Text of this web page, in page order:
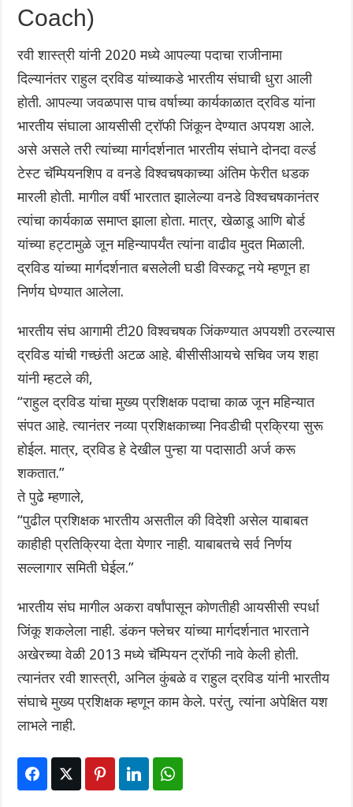
Coach)
रवी शास्त्री यांनी 2020 मध्ये आपल्या पदाचा राजीनामा
दिल्यानंतर राहुल द्रविड यांच्याकडे भारतीय संघाची धुरा आली
होती. आपल्या जवळपास पाच वर्षाच्या कार्यकाळात द्रविड यांना
भारतीय संघाला आयसीसी ट्रॉफी जिंकून देण्यात अपयश आले.
असे असले तरी त्यांच्या मार्गदर्शनात भारतीय संघाने दोनदा वर्ल्ड
टेस्ट चॅम्पियनशिप व वनडे विश्वचषकाच्या अंतिम फेरीत धडक
मारली होती. मागील वर्षी भारतात झालेल्या वनडे विश्वचषकानंतर
त्यांचा कार्यकाळ समाप्त झाला होता. मात्र, खेळाडू आणि बोर्ड
यांच्या हट्टामुळे जून महिन्यापर्यंत त्यांना वाढीव मुदत मिळाली.
द्रविड यांच्या मार्गदर्शनात बसलेली घडी विस्कटू नये म्हणून हा
निर्णय घेण्यात आलेला.
भारतीय संघ आगामी टी20 विश्वचषक जिंकण्यात अपयशी ठरल्यास
द्रविड यांची गच्छंती अटळ आहे. बीसीसीआयचे सचिव जय शहा
यांनी म्हटले की,
“राहुल द्रविड यांचा मुख्य प्रशिक्षक पदाचा काळ जून महिन्यात
संपत आहे. त्यानंतर नव्या प्रशिक्षकाच्या निवडीची प्रक्रिया सुरू
होईल. मात्र, द्रविड हे देखील पुन्हा या पदासाठी अर्ज करू
शकतात.”
ते पुढे म्हणाले,
“पुढील प्रशिक्षक भारतीय असतील की विदेशी असेल याबाबत
काहीही प्रतिक्रिया देता येणार नाही. याबाबतचे सर्व निर्णय
सल्लागार समिती घेईल.”
भारतीय संघ मागील अकरा वर्षांपासून कोणतीही आयसीसी स्पर्धा
जिंकू शकलेला नाही. डंकन फ्लेचर यांच्या मार्गदर्शनात भारताने
अखेरच्या वेळी 2013 मध्ये चॅम्पियन ट्रॉफी नावे केली होती.
त्यानंतर रवी शास्त्री,‌ अनिल कुंबळे व राहुल द्रविड यांनी भारतीय
संघाचे मुख्य प्रशिक्षक म्हणून काम केले. परंतु, त्यांना अपेक्षित यश
लाभले नाही.